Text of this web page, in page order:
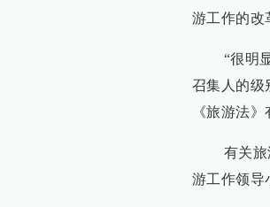
游工作的改
“很明显
召集人的级
《旅游法
有关旅游
游工作领导